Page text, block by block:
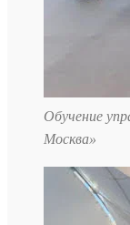
Обучение
Москва»